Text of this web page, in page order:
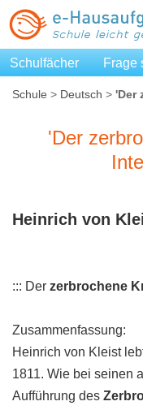
Schulfächer Frage
Schule > Deutsch > 'Der
'Der
Heinrich von
::: Der zerbrochene
Zusammenfassung:
Heinrich von Kleist
1811. Wie bei seinen
Aufführung des